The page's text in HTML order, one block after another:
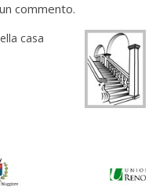
commento.
casa